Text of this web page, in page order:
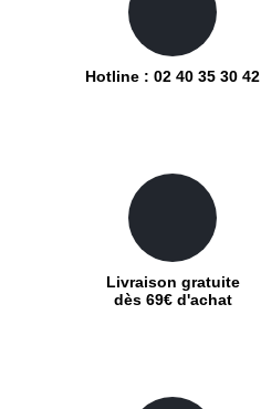
Hotline : 02 40 35 30 42
Livraison gratuite
dès 69€ d'achat